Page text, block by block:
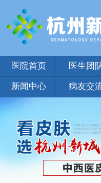
医院首页 医生团
新闻中心 病友交